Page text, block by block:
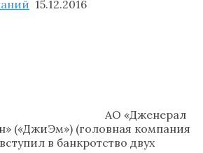
15.12.2016
АО «Дженерал
(«ДжиЭм») (головная компания
в банкротство двух